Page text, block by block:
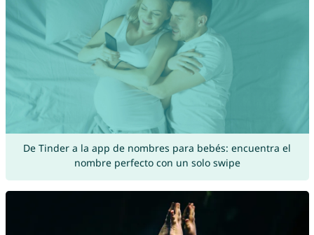
De Tinder a la app de nombres para bebés: encuentra el
nombre perfecto con un solo swipe